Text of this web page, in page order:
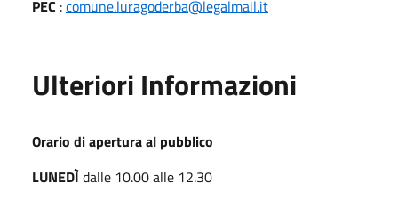
PEC :comune.luragoderba@legalmail.it
Ulteriori Informazioni
Orario di apertura al pubblico
LUNEDÌdalle 10.00 alle 12.30